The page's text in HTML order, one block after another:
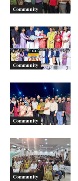
Community
Community
Community
Community